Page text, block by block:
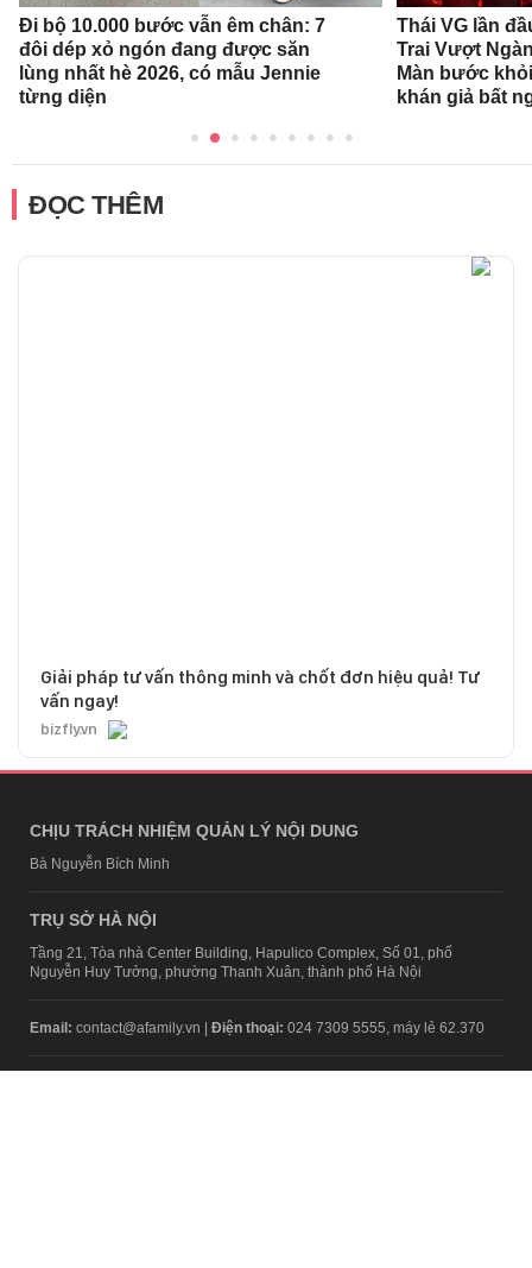
Đi bộ 10.000 bước vẫn êm chân: 7
đôi dép xỏ ngón đang được săn
lùng nhất hè 2026, có mẫu Jennie
từng diện
Thái VG lần
Trai Vượt
Màn bước
khán giả bất
ĐỌC THÊM
Giải pháp tư vấn thông minh và chốt đơn hiệu quả! Tư
vấn ngay!
bizfly.vn
CHỊU TRÁCH NHIỆM QUẢN LÝ NỘI DUNG
Bà Nguyễn Bích Minh
TRỤ SỞ HÀ NỘI
Tầng 21, Tòa nhà Center Building, Hapulico Complex, Số 01, phố
Nguyễn Huy Tưởng, phường Thanh Xuân, thành phố Hà Nội
Email: contact@afamily.vn | Điện thoại: 024 7309 5555, máy lẻ 62.370